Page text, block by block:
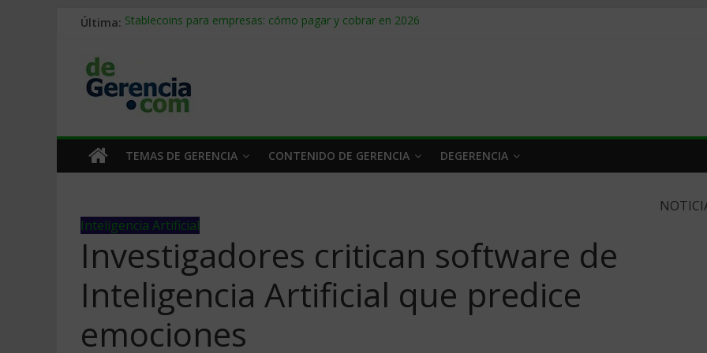
Última: Stablecoins para empresas: cómo pagar y cobrar en 2026
Trabajo forzoso en la cadena de suministro: qué hacer
Mercado hispano de EE. UU.: cómo segmentarlo y venderle
TEMAS DE GERENCIA CONTENIDO DE GERENCIA DEGERENCIA
Inteligencia Artificial
Investigadores critican software de
Inteligencia Artificial que predice
emociones